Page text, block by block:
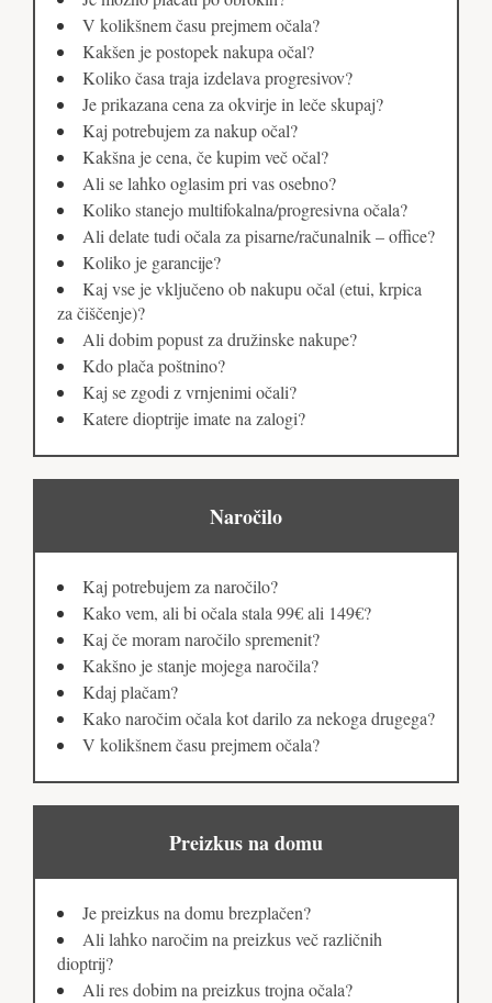
V kolikšnem času prejmem očala?
Kakšen je postopek nakupa očal?
Koliko časa traja izdelava progresivov?
Je prikazana cena za okvirje in leče skupaj?
Kaj potrebujem za nakup očal?
Kakšna je cena, če kupim več očal?
Ali se lahko oglasim pri vas osebno?
Koliko stanejo multifokalna/progresivna očala?
Ali delate tudi očala za pisarne/računalnik – office?
Koliko je garancije?
Kaj vse je vključeno ob nakupu očal (etui, krpica
za čiščenje)?
Ali dobim popust za družinske nakupe?
Kdo plača poštnino?
Kaj se zgodi z vrnjenimi očali?
Katere dioptrije imate na zalogi?
Naročilo
Kaj potrebujem za naročilo?
Kako vem, ali bi očala stala 99€ ali 149€?
Kaj če moram naročilo spremenit?
Kakšno je stanje mojega naročila?
Kdaj plačam?
Kako naročim očala kot darilo za nekoga drugega?
V kolikšnem času prejmem očala?
Preizkus na domu
Je preizkus na domu brezplačen?
Ali lahko naročim na preizkus več različnih
dioptrij?
Ali res dobim na preizkus trojna očala?